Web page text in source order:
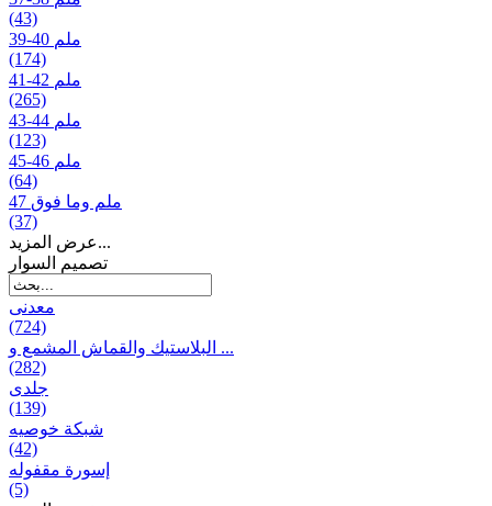
(43)
39-40 ملم
(174)
41-42 ملم
(265)
43-44 ملم
(123)
45-46 ملم
(64)
47 ملم وما فوق
(37)
عرض المزيد...
تصمیم السوار
معدنی
(724)
البلاستيك والقماش المشمع و ...
(282)
جلدی
(139)
شبكة خوصیه
(42)
إسورة مقفوله
(5)